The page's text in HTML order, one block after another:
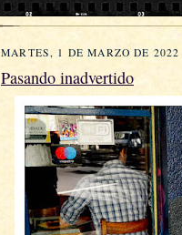
MARTES, 1 DE MARZO DE 2022
Pasando inadvertido